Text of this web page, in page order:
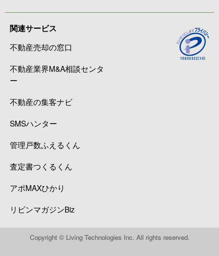
関連サービス
不動産売却の窓口
不動産業界M&A相談センタ
ー
不動産の集客ナビ
SMSハンター
管理戸数ふえるくん
査定書つくるくん
アポMAXひかり
リビンマガジンBiz
Copyright © Living Technologies Inc. All rights reserved.